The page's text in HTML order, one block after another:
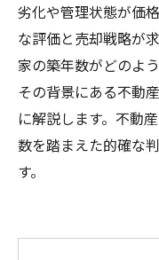
劣化や管理状態が価
な評価と売却戦略が
家の築年数がどのよ
その背景にある不動
に解説します。不動
数を踏まえた的確な
す。